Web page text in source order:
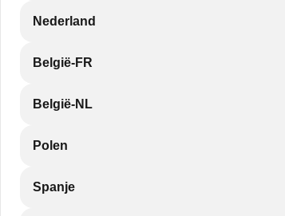
Nederland
België-FR
België-NL
Polen
Spanje